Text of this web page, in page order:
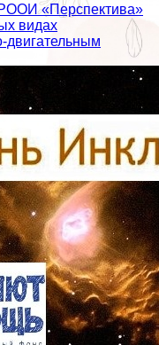
«Перспектива»
видах
двигательным